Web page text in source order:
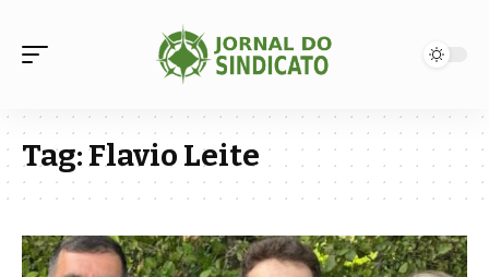
Tag:Flavio Leite